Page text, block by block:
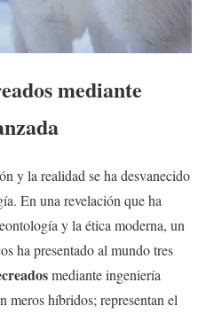
mediante
y la realidad se ha desvanecido
En una revelación que ha
y la ética moderna, un
ha presentado al mundo tres
mediante ingeniería
meros híbridos; representan el